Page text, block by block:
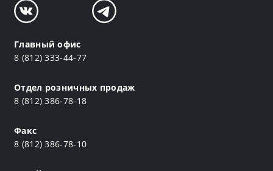
Главный офис
8 (812) 333-44-77
Отдел розничных продаж
8 (812) 386-78-18
Факс
8 (812) 386-78-10